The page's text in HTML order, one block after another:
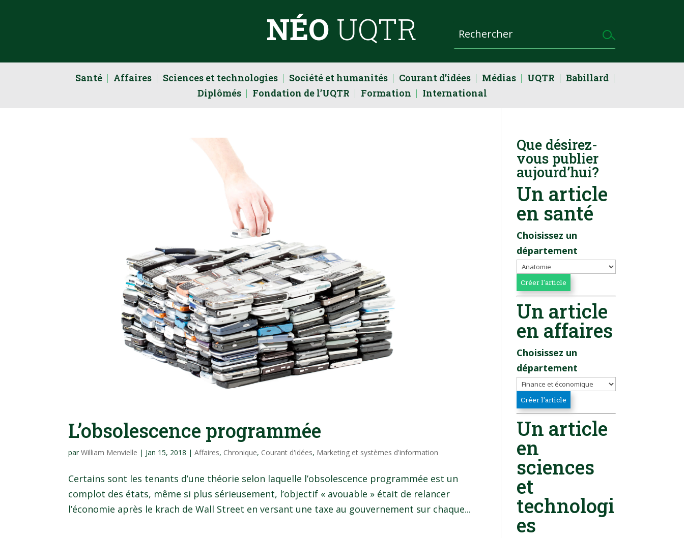
NÉO UQTR
Santé Affaires Sciences et technologies Société et humanités Courant d’idées Médias UQTR
Babillard
Diplômés
Fondation de l’UQTR Formation International
L’obsolescence programmée
parWilliam Menvielle | Jan 15, 2018 |Affaires, Chronique, Courant d'idées, Marketing et systèmes d'information
Certains sont les tenants d’une théorie selon laquelle l’obsolescence programmée est un
complot des états, même si plus sérieusement, l’objectif « avouable » était de relancer
l’économie après le krach de Wall Street en versant une taxe au gouvernement sur chaque...
Que désirez-
vous publier
aujourd’hui?
Un article
en santé
Choisissez un
département
Un article
en affaires
Choisissez un
département
Un article
en
sciences
et
technologi
es